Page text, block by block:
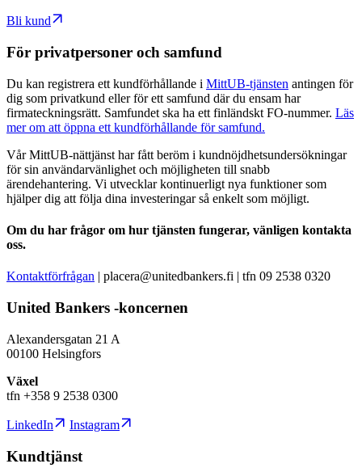
Bli kund
För privatpersoner och samfund
Du kan registrera ett kundförhållande i MittUB-tjänsten antingen för
dig som privatkund eller för ett samfund där du ensam har
firmateckningsrätt. Samfundet ska ha ett finländskt FO-nummer. Läs
mer om att öppna ett kundförhållande för samfund.
Vår MittUB-nättjänst har fått beröm i kundnöjdhetsundersökningar
för sin användarvänlighet och möjligheten till snabb
ärendehantering. Vi utvecklar kontinuerligt nya funktioner som
hjälper dig att följa dina investeringar så enkelt som möjligt.
Om du har frågor om hur tjänsten fungerar, vänligen kontakta
oss.
Kontaktförfrågan | placera@unitedbankers.fi | tfn 09 2538 0320
United Bankers -koncernen
Alexandersgatan 21 A
00100 Helsingfors
Växel
tfn +358 9 2538 0300
LinkedIn Instagram
Kundtjänst